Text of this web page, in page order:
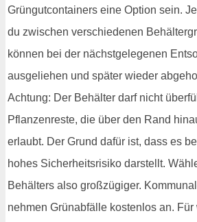
Grüngutcontainers eine Option sein.
du zwischen verschiedenen
können bei der nächstgelegenen
ausgeliehen und später wieder
Achtung: Der Behälter darf nicht
Pflanzenreste, die über den Rand
erlaubt. Der Grund dafür ist, dass es
hohes Sicherheitsrisiko darstellt.
Behälters also großzügiger.
nehmen Grünabfälle kostenlos an.